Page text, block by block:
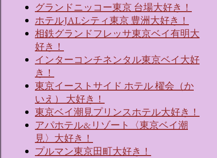
グランドニッコー東京 台場大好き！
ホテルJALシティ東京 豊洲大好き！
相鉄グランドフレッサ東京ベイ有明大
好き！
インターコンチネンタル東京ベイ大好
き！
東京イーストサイド ホテル 櫂会（か
いえ） 大好き！
東京ベイ潮見プリンスホテル大好き！
アパホテル&リゾート〈東京ベイ潮
見〉大好き！
プルマン東京田町大好き！